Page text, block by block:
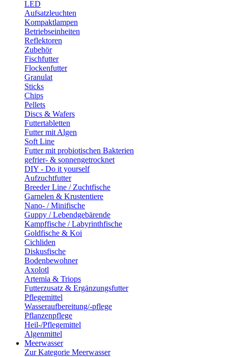
LED
Aufsatzleuchten
Kompaktlampen
Betriebseinheiten
Reflektoren
Zubehör
Fischfutter
Flockenfutter
Granulat
Sticks
Chips
Pellets
Discs & Wafers
Futtertabletten
Futter mit Algen
Soft Line
Futter mit probiotischen Bakterien
gefrier- & sonnengetrocknet
DIY - Do it yourself
Aufzuchtfutter
Breeder Line / Zuchtfische
Garnelen & Krustentiere
Nano- / Minifische
Guppy / Lebendgebärende
Kampffische / Labyrinthfische
Goldfische & Koi
Cichliden
Diskusfische
Bodenbewohner
Axolotl
Artemia & Triops
Futterzusatz & Ergänzungsfutter
Pflegemittel
Wasseraufbereitung/-pflege
Pflanzenpflege
Heil-/Pflegemittel
Algenmittel
Meerwasser
Zur Kategorie Meerwasser